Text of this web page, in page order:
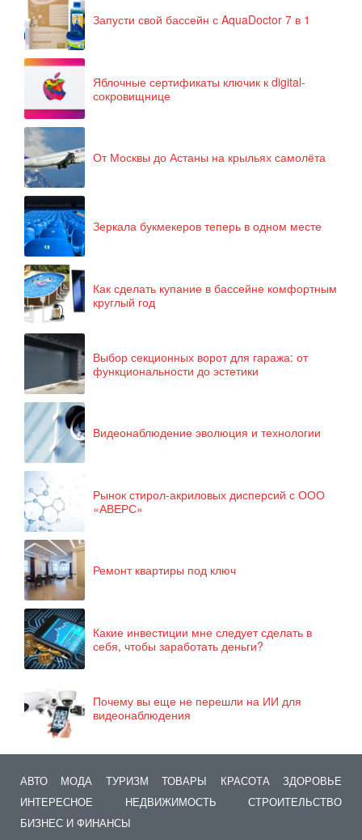
Запусти свой бассейн с AquaDoctor 7 в 1
Яблочные сертификаты ключик к digital-
сокровищнице
От Москвы до Астаны на крыльях самолёта
Зеркала букмекеров теперь в одном месте
Как сделать купание в бассейне комфортным
круглый год
Выбор секционных ворот для гаража: от
функциональности до эстетики
Видеонаблюдение эволюция и технологии
Рынок стирол-акриловых дисперсий с ООО
«АВЕРС»
Ремонт квартиры под ключ
Какие инвестиции мне следует сделать в
себя, чтобы заработать деньги?
Почему вы еще не перешли на ИИ для
видеонаблюдения
АВТО МОДА ТУРИЗМ ТОВАРЫ КРАСОТА
ЗДОРОВЬЕ
ИНТЕРЕСНОЕ
НЕДВИЖИМОСТЬ
СТРОИТЕЛЬСТВО
БИЗНЕС И ФИНАНСЫ